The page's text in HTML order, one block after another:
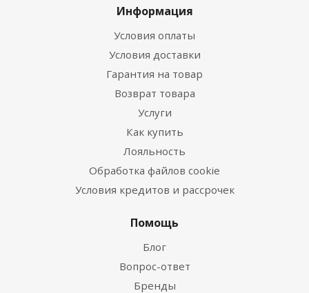
Информация
Условия оплаты
Условия доставки
Гарантия на товар
Возврат товара
Услуги
Как купить
Лояльность
Обработка файлов cookie
Условия кредитов и рассрочек
Помощь
Блог
Вопрос-ответ
Бренды